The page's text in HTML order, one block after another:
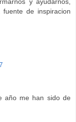
de inspiracion
año me han sido de